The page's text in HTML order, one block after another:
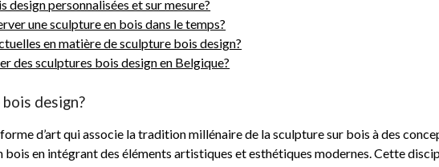
personnalisées et sur mesure?
une sculpture en bois dans le temps?
en matière de sculpture bois design?
des sculptures bois design en Belgique?
design?
d’art qui associe la tradition millénaire de la sculpture sur bois à des
en intégrant des éléments artistiques et esthétiques modernes. Cette